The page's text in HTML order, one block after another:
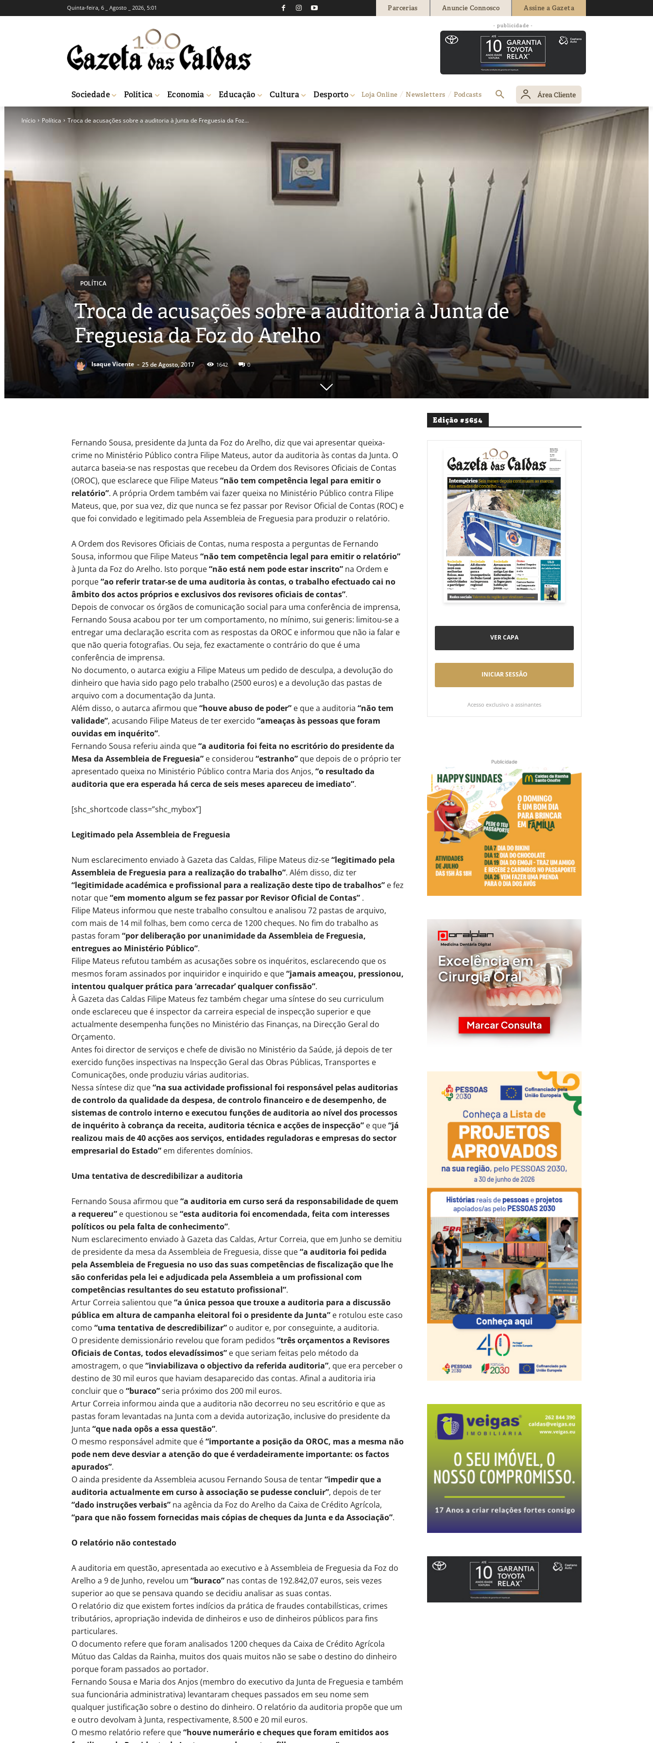
Quinta-feira, 6 _ Agosto _ 2026, 5:01 Parcerias Anuncie Connosco Assine a Gazeta
- publicidade -
Sociedade Política Economia Educação Cultura Desporto Loja Online Newsletters Podcasts Área Cliente
Início Política Troca de acusações sobre a auditoria à Junta de Freguesia da Foz...
POLÍTICA
Troca de acusações sobre a auditoria à Junta de
Freguesia da Foz do Arelho
Isaque Vicente - 25 de Agosto, 2017 1642 0
Fernando Sousa, presidente da Junta da Foz do Arelho, diz que vai apresentar queixa-
crime no Ministério Público contra Filipe Mateus, autor da auditoria às contas da Junta. O
autarca baseia-se nas respostas que recebeu da Ordem dos Revisores Oficiais de Contas
(OROC), que esclarece que Filipe Mateus “não tem competência legal para emitir o
relatório”. A própria Ordem também vai fazer queixa no Ministério Público contra Filipe
Mateus, que, por sua vez, diz que nunca se fez passar por Revisor Oficial de Contas (ROC) e
que foi convidado e legitimado pela Assembleia de Freguesia para produzir o relatório.
A Ordem dos Revisores Oficiais de Contas, numa resposta a perguntas de Fernando
Sousa, informou que Filipe Mateus “não tem competência legal para emitir o relatório”
à Junta da Foz do Arelho. Isto porque“não está nem pode estar inscrito” na Ordem e
porque“ao referir tratar-se de uma auditoria às contas, o trabalho efectuado cai no
âmbito dos actos próprios e exclusivos dos revisores oficiais de contas”.
Depois de convocar os órgãos de comunicação social para uma conferência de imprensa,
Fernando Sousa acabou por ter um comportamento, no mínimo, sui generis: limitou-se a
entregar uma declaração escrita com as respostas da OROC e informou que não ia falar e
que não queria fotografias. Ou seja, fez exactamente o contrário do que é uma
conferência de imprensa.
No documento, o autarca exigiu a Filipe Mateus um pedido de desculpa, a devolução do
dinheiro que havia sido pago pelo trabalho (2500 euros) e a devolução das pastas de
arquivo com a documentação da Junta.
Além disso, o autarca afirmou que“houve abuso de poder” e que a auditoria “não tem
validade”, acusando Filipe Mateus de ter exercido “ameaças às pessoas que foram
ouvidas em inquérito”.
Fernando Sousa referiu ainda que“a auditoria foi feita no escritório do presidente da
Mesa da Assembleia de Freguesia” e considerou “estranho” que depois de o próprio ter
apresentado queixa no Ministério Público contra Maria dos Anjos, “o resultado da
auditoria que era esperada há cerca de seis meses apareceu de imediato”.
[shc_shortcode class=”shc_mybox”]
Legitimado pela Assembleia de Freguesia
Num esclarecimento enviado à Gazeta das Caldas, Filipe Mateus diz-se“legitimado pela
Assembleia de Freguesia para a realização do trabalho”. Além disso, diz ter
“legitimidade académica e profissional para a realização deste tipo de trabalhos” e fez
notar que“em momento algum se fez passar por Revisor Oficial de Contas” .
Filipe Mateus informou que neste trabalho consultou e analisou 72 pastas de arquivo,
com mais de 14 mil folhas, bem como cerca de 1200 cheques. No fim do trabalho as
pastas foram “por deliberação por unanimidade da Assembleia de Freguesia,
entregues ao Ministério Público”.
Filipe Mateus refutou também as acusações sobre os inquéritos, esclarecendo que os
mesmos foram assinados por inquiridor e inquirido e que“jamais ameaçou, pressionou,
intentou qualquer prática para ‘arrecadar’ qualquer confissão”.
À Gazeta das Caldas Filipe Mateus fez também chegar uma síntese do seu curriculum
onde esclareceu que é inspector da carreira especial de inspecção superior e que
actualmente desempenha funções no Ministério das Finanças, na Direcção Geral do
Orçamento.
Antes foi director de serviços e chefe de divisão no Ministério da Saúde, já depois de ter
exercido funções inspectivas na Inspecção Geral das Obras Públicas, Transportes e
Comunicações, onde produziu várias auditorias.
Nessa síntese diz que“na sua actividade profissional foi responsável pelas auditorias
de controlo da qualidade da despesa, de controlo financeiro e de desempenho, de
sistemas de controlo interno e executou funções de auditoria ao nível dos processos
de inquérito à cobrança da receita, auditoria técnica e acções de inspecção” e que“já
realizou mais de 40 acções aos serviços, entidades reguladoras e empresas do sector
empresarial do Estado” em diferentes domínios.
Uma tentativa de descredibilizar a auditoria
Fernando Sousa afirmou que“a auditoria em curso será da responsabilidade de quem
a requereu” e questionou se“esta auditoria foi encomendada, feita com interesses
políticos ou pela falta de conhecimento”.
Num esclarecimento enviado à Gazeta das Caldas, Artur Correia, que em Junho se demitiu
de presidente da mesa da Assembleia de Freguesia, disse que“a auditoria foi pedida
pela Assembleia de Freguesia no uso das suas competências de fiscalização que lhe
são conferidas pela lei e adjudicada pela Assembleia a um profissional com
competências resultantes do seu estatuto profissional”.
Artur Correia salientou que“a única pessoa que trouxe a auditoria para a discussão
pública em altura de campanha eleitoral foi o presidente da Junta” e rotulou este caso
como “uma tentativa de descredibilizar” o auditor e, por conseguinte, a auditoria.
O presidente demissionário revelou que foram pedidos “três orçamentos a Revisores
Oficiais de Contas, todos elevadíssimos” e que seriam feitas pelo método da
amostragem, o que“inviabilizava o objectivo da referida auditoria”, que era perceber o
destino de 30 mil euros que haviam desaparecido das contas. Afinal a auditoria iria
concluir que o “buraco”seria próximo dos 200 mil euros.
Artur Correia informou ainda que a auditoria não decorreu no seu escritório e que as
pastas foram levantadas na Junta com a devida autorização, inclusive do presidente da
Junta “que nada opôs a essa questão”.
O mesmo responsável admite que é“importante a posição da OROC, mas a mesma não
pode nem deve desviar a atenção do que é verdadeiramente importante: os factos
apurados”.
O ainda presidente da Assembleia acusou Fernando Sousa de tentar“impedir que a
auditoria actualmente em curso à associação se pudesse concluir”, depois de ter
“dado instruções verbais” na agência da Foz do Arelho da Caixa de Crédito Agrícola,
“para que não fossem fornecidas mais cópias de cheques da Junta e da Associação”.
O relatório não contestado
A auditoria em questão, apresentada ao executivo e à Assembleia de Freguesia da Foz do
Arelho a 9 de Junho, revelou um “buraco” nas contas de 192.842,07 euros, seis vezes
superior ao que se pensava quando se decidiu analisar as suas contas.
O relatório diz que existem fortes indícios da prática de fraudes contabilísticas, crimes
tributários, apropriação indevida de dinheiros e uso de dinheiros públicos para fins
particulares.
O documento refere que foram analisados 1200 cheques da Caixa de Crédito Agrícola
Mútuo das Caldas da Rainha, muitos dos quais muitos não se sabe o destino do dinheiro
porque foram passados ao portador.
Fernando Sousa e Maria dos Anjos (membro do executivo da Junta de Freguesia e também
sua funcionária administrativa) levantaram cheques passados em seu nome sem
qualquer justificação sobre o destino do dinheiro. O relatório da auditoria propõe que um
e outro devolvam à Junta, respectivamente, 8.500 e 20 mil euros.
O mesmo relatório refere que“houve numerário e cheques que foram emitidos aos
Edição #5654
VER CAPA
INICIAR SESSÃO
Acesso exclusivo a assinantes
Publicidade